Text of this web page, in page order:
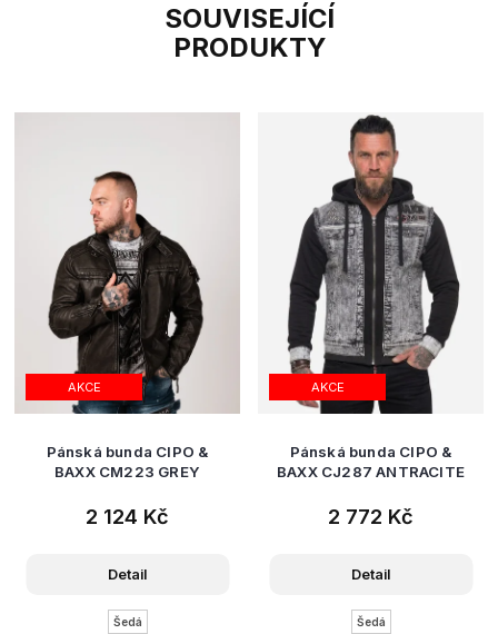
SOUVISEJÍCÍ
PRODUKTY
AKCE
Pánská bunda CIPO &
BAXX CM223 GREY
2 124 Kč
Detail
Šedá
AKCE
Pánská bunda CIPO &
BAXX CJ287 ANTRACITE
2 772 Kč
Detail
Šedá